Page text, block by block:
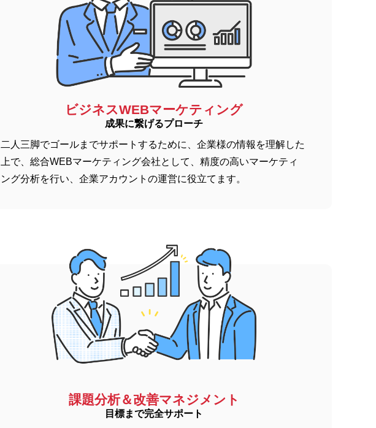
ビジネスWEBマーケティング
成果に繋げるプローチ
二人三脚でゴールまでサポートするために、企業様の情報を理解した
上で、総合WEBマーケティング会社として、精度の高いマーケティ
ング分析を行い、企業アカウントの運営に役立てます。
課題分析＆改善マネジメント
目標まで完全サポート